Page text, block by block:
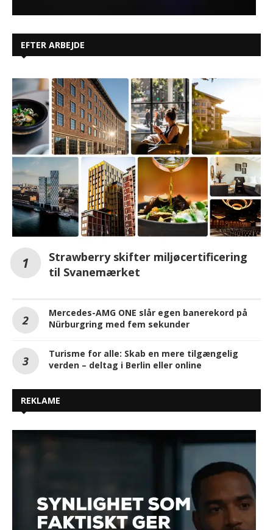
EFTER ARBEJDE
Strawberry skifter miljøcertificering
til Svanemærket
Mercedes-AMG ONE slår egen banerekord på
Nürburgring med fem sekunder
Turisme for alle: Skab en mere tilgængelig
verden – deltag i Berlin eller online
REKLAME